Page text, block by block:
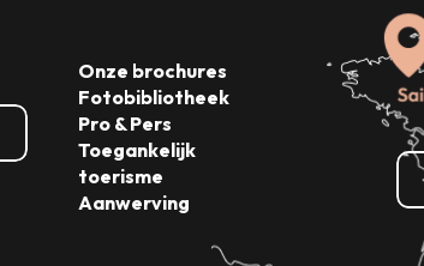
Onze brochures
Fotobibliotheek
Pro & Pers
Toegankelijk
toerisme
Aanwerving